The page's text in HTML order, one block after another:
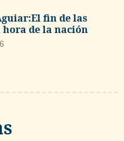
fin de las
de la nación